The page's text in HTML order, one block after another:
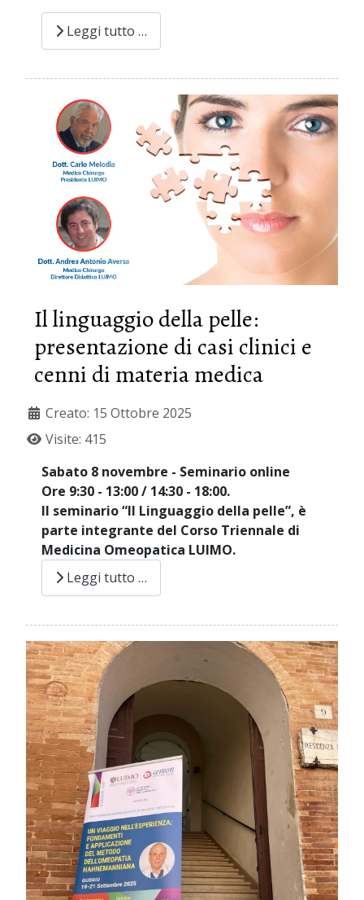
Leggi tutto …
Il linguaggio della pelle:
presentazione di casi clinici e
cenni di materia medica
Creato: 15 Ottobre 2025
Visite: 415
Sabato 8 novembre - Seminario online
Ore 9:30 - 13:00 / 14:30 - 18:00.
Il seminario “Il Linguaggio della pelle”, è
parte integrante del Corso Triennale di
Medicina Omeopatica LUIMO.
Leggi tutto …